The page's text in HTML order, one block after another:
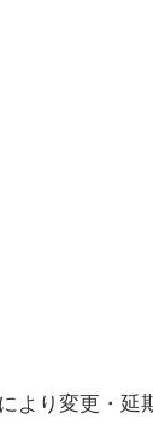
り変更・延